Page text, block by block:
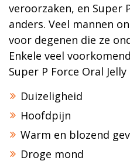
veroorzaken, en Super
anders. Veel mannen
voor degenen die ze
Enkele veel
Super P Force Oral Jelly
Duizeligheid
Hoofdpijn
Warm en blozend
Droge mond